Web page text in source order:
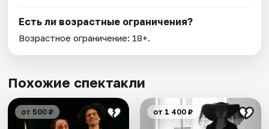
Есть ли возрастные ограничения?
Возрастное ограничение: 18+.
Похожие спектакли
от 500 ₽ от 1 400 ₽